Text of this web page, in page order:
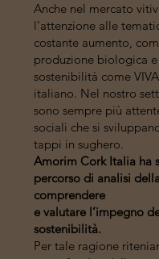
Anche nel mercato
l’attenzione alle
costante aumento,
produzione biologica
sostenibilità come
italiano. Nel nostro
sono sempre più
sociali che si
tappi in sughero.
Amorim Cork Italia ha
percorso di analisi
comprendere
e valutare l’impegno
sostenibilità.
Per tale ragione